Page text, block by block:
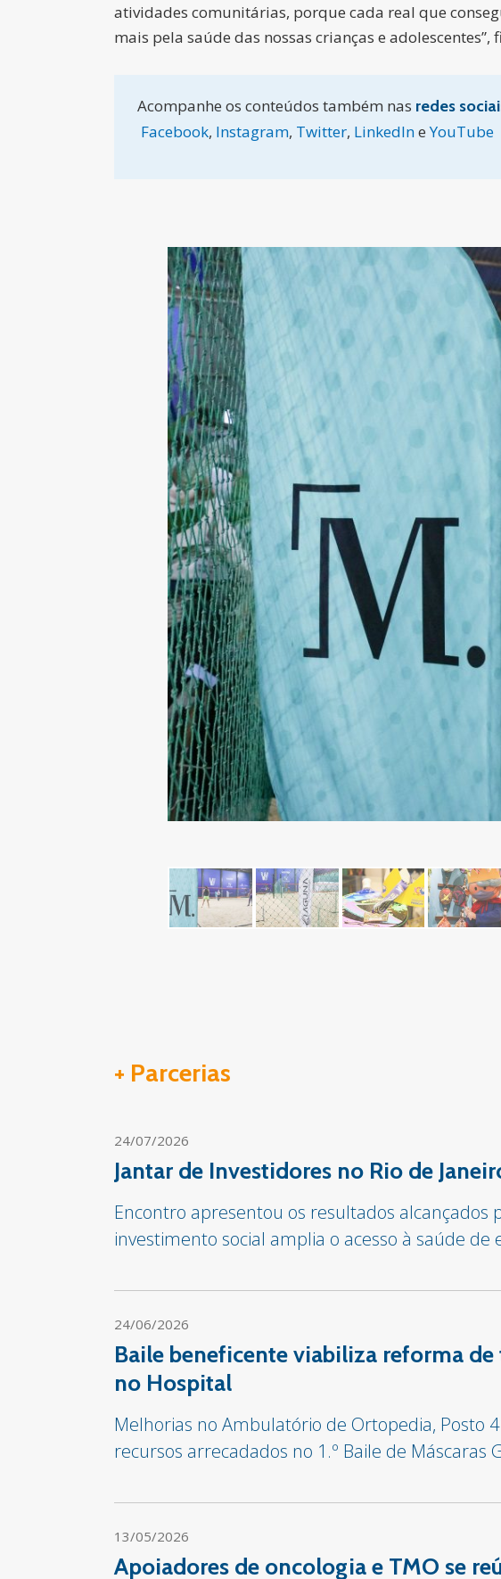
atividades comunitárias, porque cada real que
mais pela saúde das nossas crianças e adolescentes”,
Acompanhe os conteúdos também nas redes
Facebook, Instagram, Twitter, LinkedIneYouTube
+ Parcerias
24/07/2026
Jantar de Investidores no Rio de
Encontro apresentou os resultados
investimento social amplia o acesso à saúde de
24/06/2026
Baile beneficente viabiliza reforma
no Hospital
Melhorias no Ambulatório de Ortopedia, Posto
recursos arrecadados no 1.º Baile de Máscaras
13/05/2026
Apoiadores de oncologia e TMO se